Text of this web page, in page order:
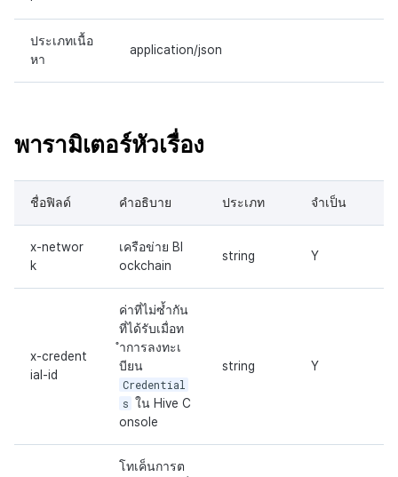
ประเภทเนื้อ
หา
application/json
พารามิเตอร์หัวเรื่อง
ชื่อฟิลด์ คำอธิบาย ประเภท จำเป็น
x-networ
k
เครือข่าย Bl
ockchain
string Y
x-credent
ial-id
ค่าที่ไม่ซ้ำกัน
ที่ได้รับเมื่อท
ำการลงทะเ
บียน
Credential
s ใน Hive C
onsole
string Y
โทเค็นการต